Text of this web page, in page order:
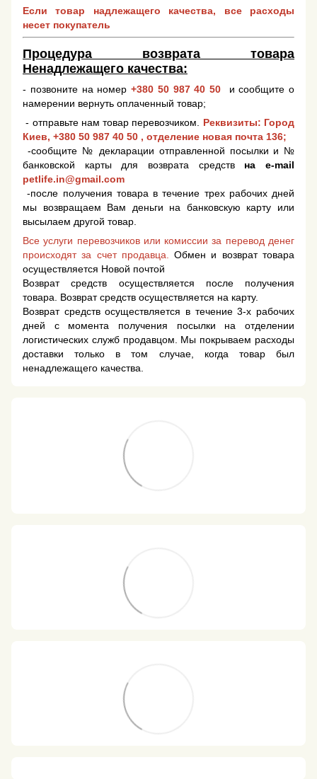
Если товар надлежащего качества, все расходы
несет покупатель
Процедура возврата товара
Ненадлежащего качества:
- позвоните на номер +380 50 987 40 50
и сообщите о
намерении вернуть оплаченный товар;
- отправьте нам товар перевозчиком. Реквизиты: Город
Киев, +380 50 987 40 50 , отделение новая почта 136;
-сообщите № декларации отправленной посылки и №
банковской карты для возврата средств на e-mail
petlife.in@gmail.com
-после получения товара в течение трех рабочих дней
мы возвращаем Вам деньги на банковскую карту или
высылаем другой товар.
Все услуги перевозчиков или комиссии за перевод денег
происходят за счет продавца.Обмен и возврат товара
осуществляется Новой почтой
Возврат средств осуществляется после получения
товара. Возврат средств осуществляется на карту.
Возврат средств осуществляется в течение 3-х рабочих
дней с момента получения посылки на отделении
логистических служб продавцом. Мы покрываем расходы
доставки только в том случае, когда товар был
ненадлежащего качества.